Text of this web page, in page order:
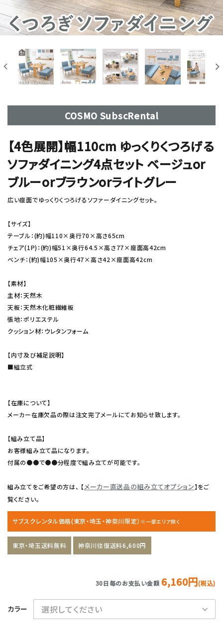
COSMO SubscRental
【4色展開】幅110cm ゆっくりくつろげる
ソファダイニング4点セット ベージュor
ブルーorブラウンorライトグレー
広い座面でゆっくりくつろげるソファーダイニングセット。
【サイズ】
テーブル：(約)幅110×奥行70×高さ65cm
チェア(1P)：(約)幅51×奥行64.5×高さ77×座面高42cm
ベンチ：(約)幅105×奥行47×高さ42×座面高42cm
【素材】
主材：天然木
天板：天然木化粧繊維板
張地：ポリエステル
クッション材：ウレタンフォーム
【内寸及び補足説明】
■組立式
【在庫について】
メーカー在庫欠品の際は注文完了メールにてお知らせ致します。
【組み立て品】
お客様組み立て品になります。
付属の●●で●●分程度で組み立てが可能です。
組み立てをご希望の方は、 【メーカー直送品の組み立てオプション】をご
覧ください。
サブスクレンタル価格(東京・埼玉・神奈川限定） ※一部エリア除く
東京・埼玉送料無料 神奈川往復送料6,600円
30日毎のお支払い金額 6,160円(税込)
カラー